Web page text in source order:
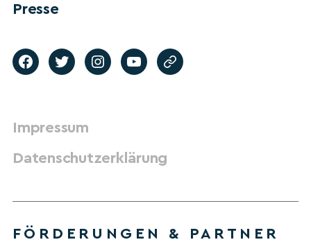
Presse
Impressum
Datenschutzerklärung
FÖRDERUNGEN & PARTNER